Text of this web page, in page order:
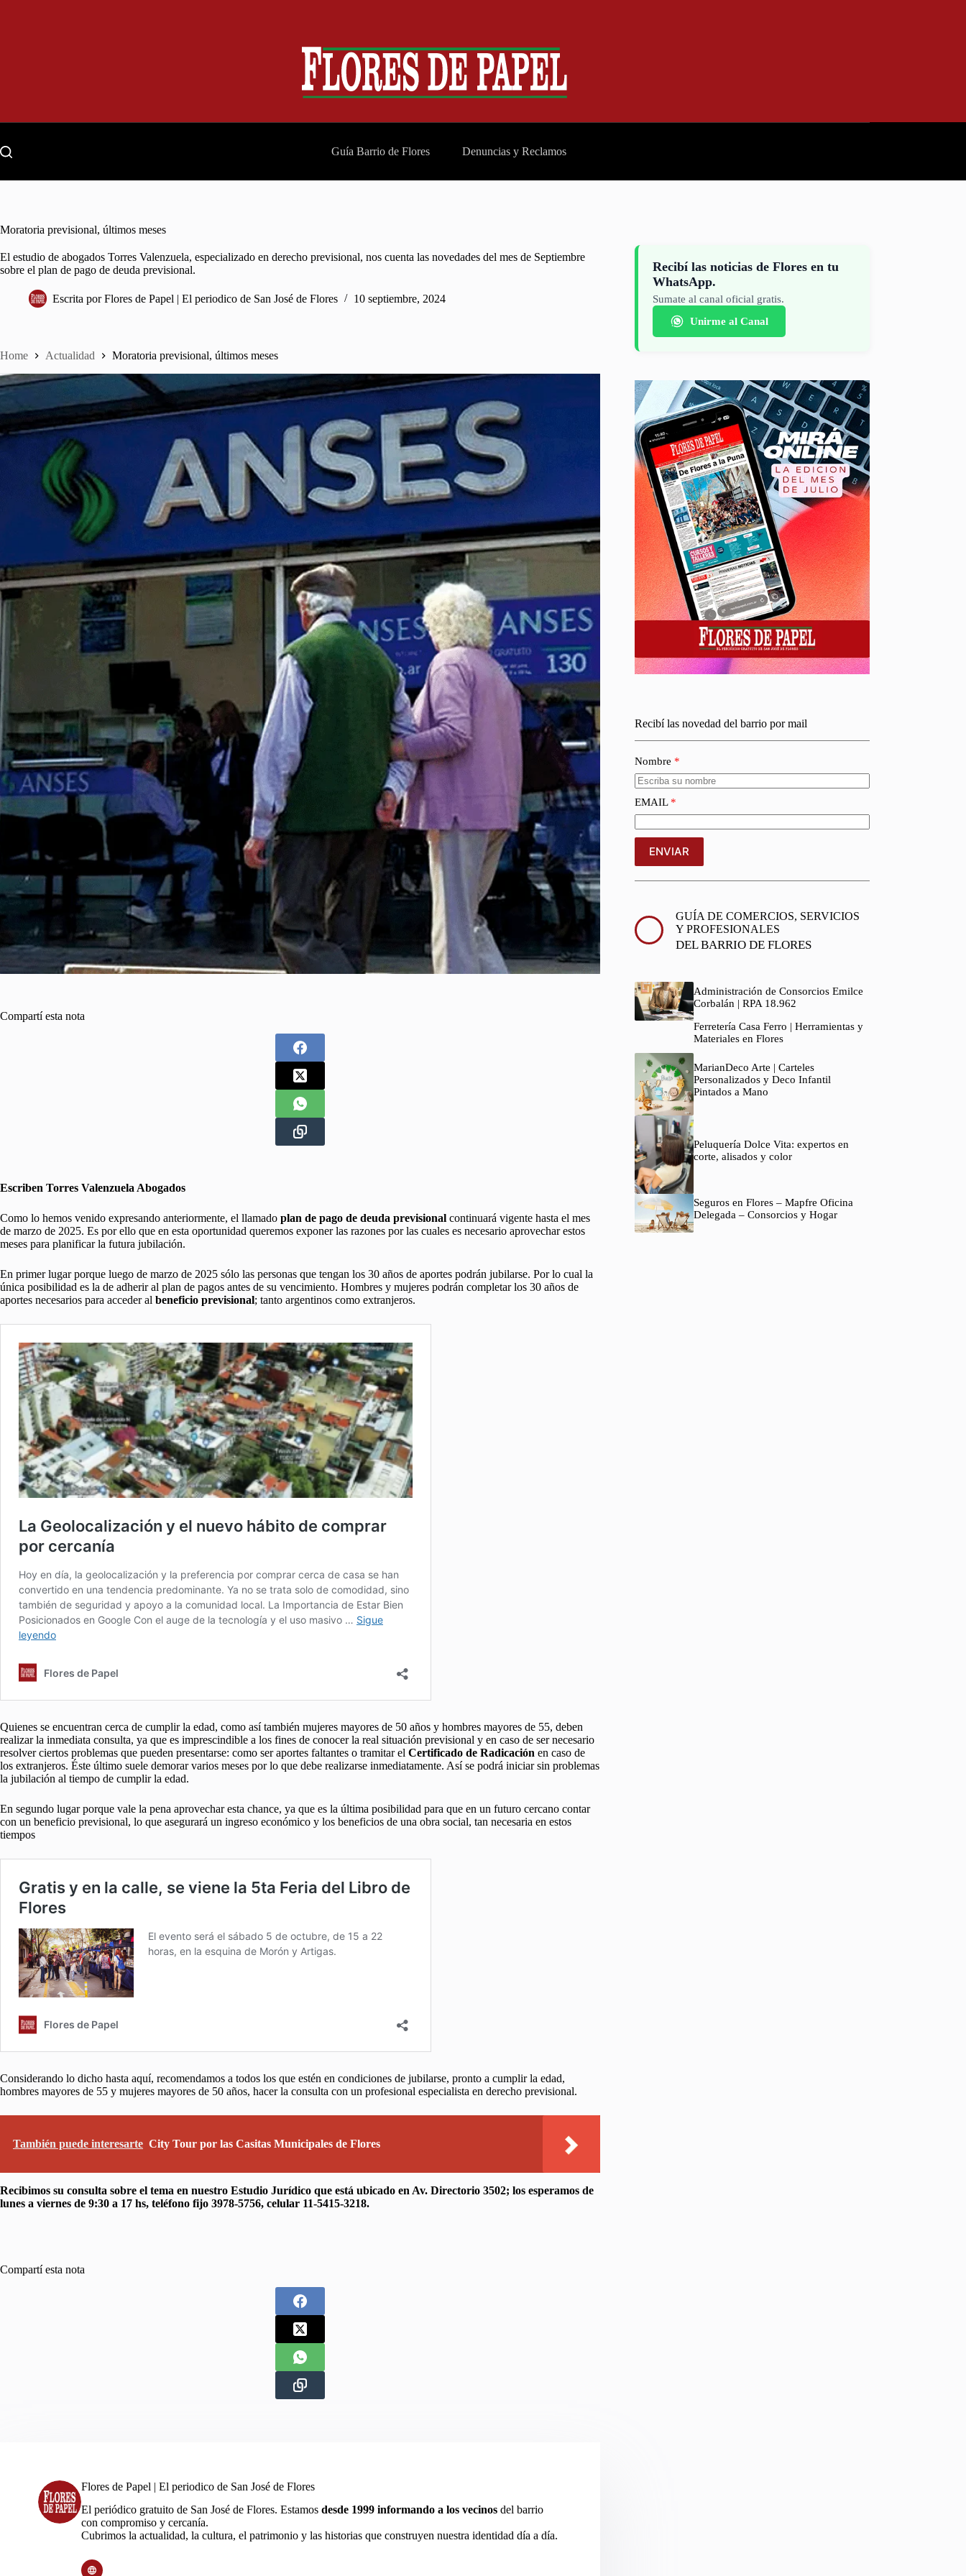
Guía Barrio de Flores Denuncias y Reclamos
Moratoria previsional, últimos meses
El estudio de abogados Torres Valenzuela, especializado en derecho previsional, nos cuenta las novedades del mes de Septiembre
sobre el plan de pago de deuda previsional.
Escrita por Flores de Papel | El periodico de San José de Flores 10 septiembre, 2024
Home Actualidad Moratoria previsional, últimos meses
Compartí esta nota
Escriben Torres Valenzuela Abogados
Como lo hemos venido expresando anteriormente, el llamado plan de pago de deuda previsional continuará vigente hasta el mes
de marzo de 2025. Es por ello que en esta oportunidad queremos exponer las razones por las cuales es necesario aprovechar estos
meses para planificar la futura jubilación.
En primer lugar porque luego de marzo de 2025 sólo las personas que tengan los 30 años de aportes podrán jubilarse. Por lo cual la
única posibilidad es la de adherir al plan de pagos antes de su vencimiento. Hombres y mujeres podrán completar los 30 años de
aportes necesarios para acceder al beneficio previsional; tanto argentinos como extranjeros.
Quienes se encuentran cerca de cumplir la edad, como así también mujeres mayores de 50 años y hombres mayores de 55, deben
realizar la inmediata consulta, ya que es imprescindible a los fines de conocer la real situación previsional y en caso de ser necesario
resolver ciertos problemas que pueden presentarse: como ser aportes faltantes o tramitar el Certificado de Radicación en caso de
los extranjeros. Éste último suele demorar varios meses por lo que debe realizarse inmediatamente. Así se podrá iniciar sin problemas
la jubilación al tiempo de cumplir la edad.
En segundo lugar porque vale la pena aprovechar esta chance, ya que es la última posibilidad para que en un futuro cercano contar
con un beneficio previsional, lo que asegurará un ingreso económico y los beneficios de una obra social, tan necesaria en estos
tiempos
Considerando lo dicho hasta aquí, recomendamos a todos los que estén en condiciones de jubilarse, pronto a cumplir la edad,
hombres mayores de 55 y mujeres mayores de 50 años, hacer la consulta con un profesional especialista en derecho previsional.
También puede interesarte City Tour por las Casitas Municipales de Flores
Recibimos su consulta sobre el tema en nuestro Estudio Jurídico que está ubicado en Av. Directorio 3502; los esperamos de
lunes a viernes de 9:30 a 17 hs, teléfono fijo 3978-5756, celular 11-5415-3218.
Compartí esta nota
Flores de Papel | El periodico de San José de Flores
El periódico gratuito de San José de Flores. Estamos desde 1999 informando a los vecinos del barrio
con compromiso y cercanía.
Cubrimos la actualidad, la cultura, el patrimonio y las historias que construyen nuestra identidad día a día.
Recibí las noticias de Flores en tu
WhatsApp.
Sumate al canal oficial gratis.
Unirme al Canal
Recibí las novedad del barrio por mail
Nombre
EMAIL
ENVIAR
GUÍA DE COMERCIOS, SERVICIOS
Y PROFESIONALES
DEL BARRIO DE FLORES
Administración de Consorcios Emilce
Corbalán | RPA 18.962
Ferretería Casa Ferro | Herramientas y
Materiales en Flores
MarianDeco Arte | Carteles
Personalizados y Deco Infantil
Pintados a Mano
Peluquería Dolce Vita: expertos en
corte, alisados y color
Seguros en Flores – Mapfre Oficina
Delegada – Consorcios y Hogar